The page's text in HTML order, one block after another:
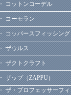
・ コットンコーデル
・ コーモラン
・ コッパースフィッシング
・ ザウルス
・ ザクトクラフト
・ ザップ（ZAPPU）
・ ザ・プロフェッサーフ